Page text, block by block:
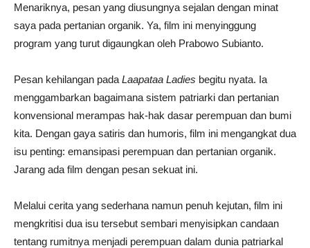
Menariknya, pesan yang diusungnya sejalan dengan minat
saya pada pertanian organik. Ya, film ini menyinggung
program yang turut digaungkan oleh Prabowo Subianto.
Pesan kehilangan pada Laapataa Ladies begitu nyata. Ia
menggambarkan bagaimana sistem patriarki dan pertanian
konvensional merampas hak-hak dasar perempuan dan bumi
kita. Dengan gaya satiris dan humoris, film ini mengangkat dua
isu penting: emansipasi perempuan dan pertanian organik.
Jarang ada film dengan pesan sekuat ini.
Melalui cerita yang sederhana namun penuh kejutan, film ini
mengkritisi dua isu tersebut sembari menyisipkan candaan
tentang rumitnya menjadi perempuan dalam dunia patriarkal